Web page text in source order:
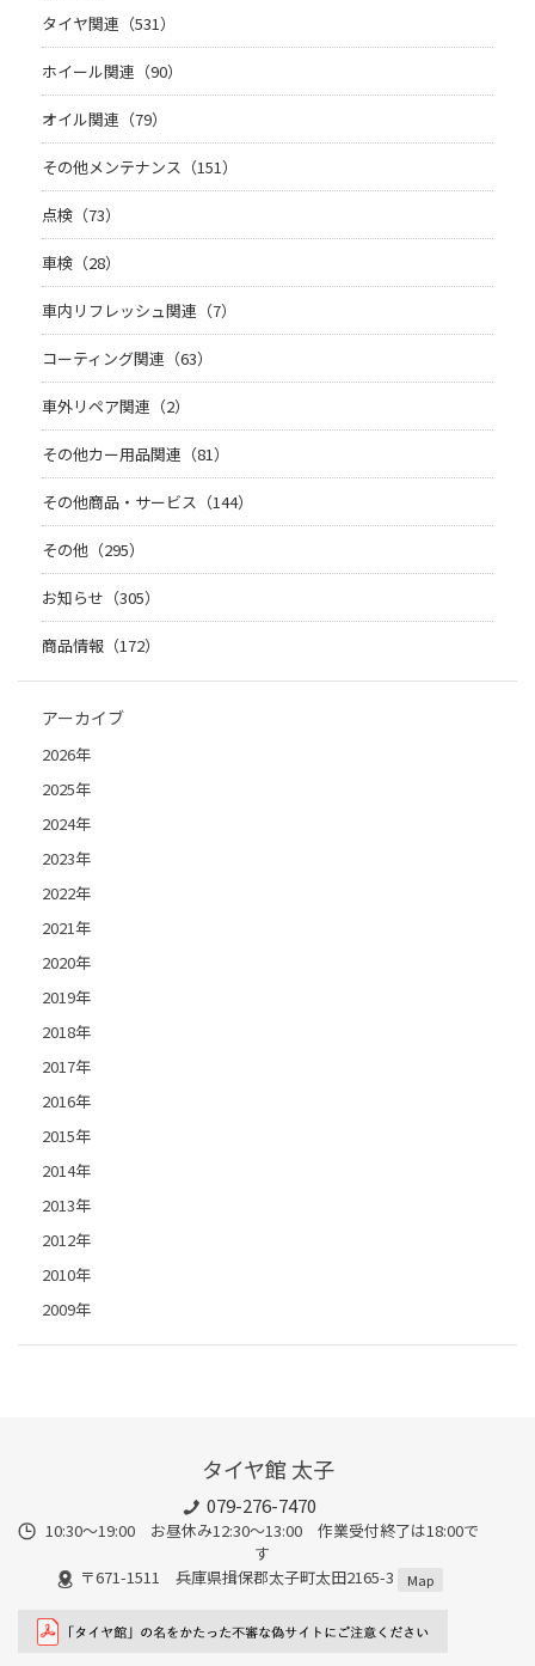
タイヤ関連（531）
ホイール関連（90）
オイル関連（79）
その他メンテナンス（151）
点検（73）
車検（28）
車内リフレッシュ関連（7）
コーティング関連（63）
車外リペア関連（2）
その他カー用品関連（81）
その他商品・サービス（144）
その他（295）
お知らせ（305）
商品情報（172）
アーカイブ
2026年
2025年
2024年
2023年
2022年
2021年
2020年
2019年
2018年
2017年
2016年
2015年
2014年
2013年
2012年
2010年
2009年
タイヤ館 太子
079-276-7470
10:30～19:00 お昼休み12:30～13:00 作業受付終了は18:00で
す
〒671-1511 兵庫県揖保郡太子町太田2165-3
Map